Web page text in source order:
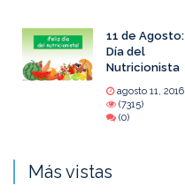
11 de Agosto:
Día del
Nutricionista
agosto 11, 2016
(7315)
(0)
Más vistas